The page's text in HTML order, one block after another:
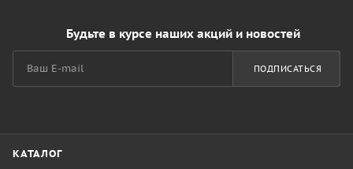
Будьте в курсе наших акций и новостей
ПОДПИСАТЬСЯ
КАТАЛОГ